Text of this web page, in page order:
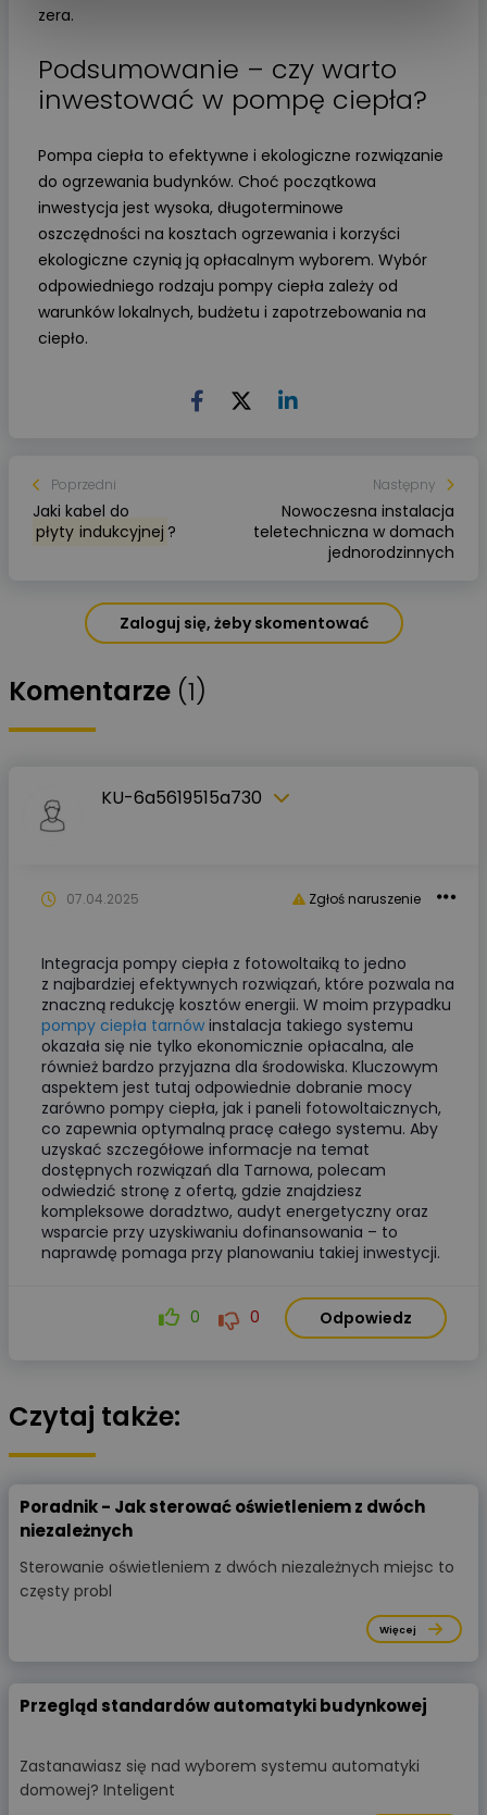
zera.
Podsumowanie – czy warto
inwestować w pompę ciepła?
Pompa ciepła to efektywne i ekologiczne rozwiązanie
do ogrzewania budynków. Choć początkowa
inwestycja jest wysoka, długoterminowe
oszczędności na kosztach ogrzewania i korzyści
ekologiczne czynią ją opłacalnym wyborem. Wybór
odpowiedniego rodzaju pompy ciepła zależy od
warunków lokalnych, budżetu i zapotrzebowania na
ciepło.
Poprzedni
Jaki kabel do
płyty indukcyjnej ?
Następny
Nowoczesna instalacja
teletechniczna w domach
jednorodzinnych
Zaloguj się, żeby skomentować
Komentarze (1)
KU-6a5619515a730
Zgłoś naruszenie
07.04.2025
Integracja pompy ciepła z fotowoltaiką to jedno
z najbardziej efektywnych rozwiązań, które pozwala na
znaczną redukcję kosztów energii. W moim przypadku
pompy ciepła tarnów instalacja takiego systemu
okazała się nie tylko ekonomicznie opłacalna, ale
również bardzo przyjazna dla środowiska. Kluczowym
aspektem jest tutaj odpowiednie dobranie mocy
zarówno pompy ciepła, jak i paneli fotowoltaicznych,
co zapewnia optymalną pracę całego systemu. Aby
uzyskać szczegółowe informacje na temat
dostępnych rozwiązań dla Tarnowa, polecam
odwiedzić stronę z ofertą, gdzie znajdziesz
kompleksowe doradztwo, audyt energetyczny oraz
wsparcie przy uzyskiwaniu dofinansowania – to
naprawdę pomaga przy planowaniu takiej inwestycji.
0 0 Odpowiedz
Czytaj także:
Poradnik - Jak sterować oświetleniem z dwóch
niezależnych
Sterowanie oświetleniem z dwóch niezależnych miejsc to
częsty probl
Więcej
Przegląd standardów automatyki budynkowej
Zastanawiasz się nad wyborem systemu automatyki
domowej? Inteligent